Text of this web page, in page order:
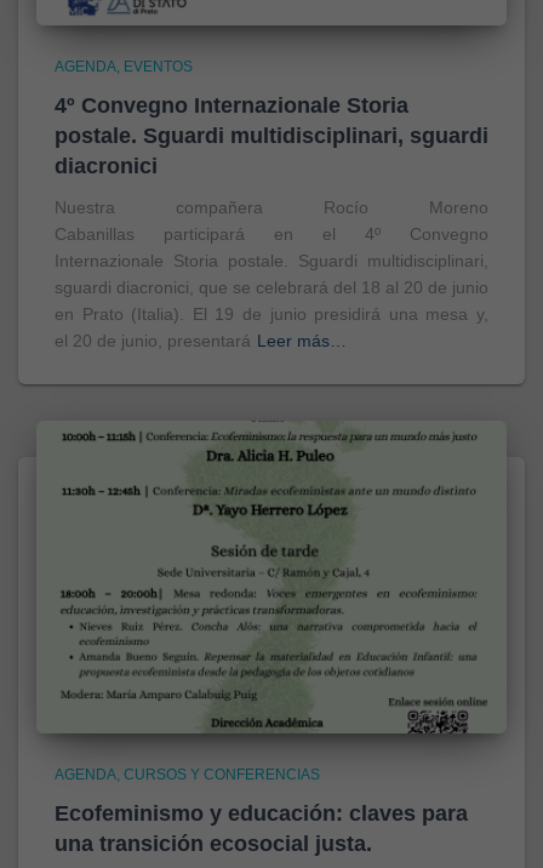
AGENDA EVENTOS
4º Convegno Internazionale Storia
postale. Sguardi multidisciplinari, sguardi
diacronici
Nuestra compañera Rocío Moreno
Cabanillas participará en el 4º Convegno
Internazionale Storia postale. Sguardi multidisciplinari,
sguardi diacronici, que se celebrará del 18 al 20 de junio
en Prato (Italia). El 19 de junio presidirá una mesa y,
el 20 de junio, presentará Leer más…
AGENDA CURSOS Y CONFERENCIAS
Ecofeminismo y educación: claves para
una transición ecosocial justa.